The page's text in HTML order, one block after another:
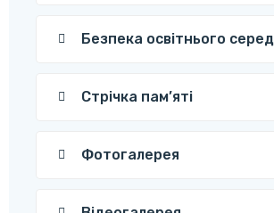
Безпека освітнього
Стрічка пам’яті
Фотогалерея